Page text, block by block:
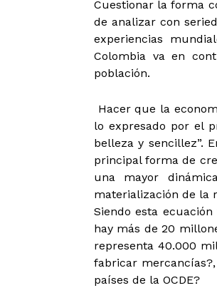
Cuestionar la forma
de analizar con
experiencias
Colombia va en
población.
Hacer que la
lo expresado por el
belleza y sencillez”.
principal forma de
una mayor
materialización de la
Siendo esta
hay más de 20
representa 40.000
fabricar
países de la OCDE?